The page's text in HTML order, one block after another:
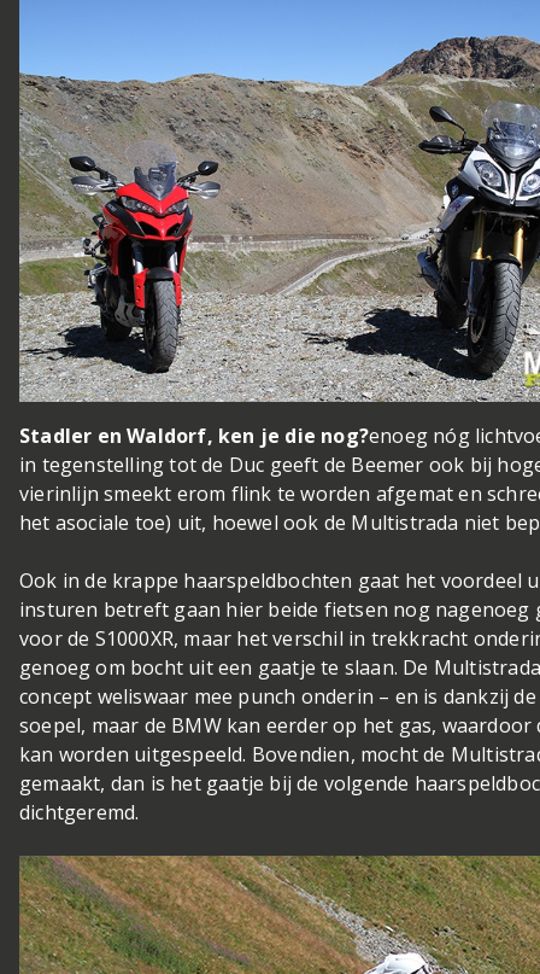
Stadler en Waldorf, ken je die nog?enoeg nóg
in tegenstelling tot de Duc geeft de Beemer ook bij
vierinlijn smeekt erom flink te worden afgemat en
het asociale toe) uit, hoewel ook de Multistrada niet
Ook in de krappe haarspeldbochten gaat het voordeel
insturen betreft gaan hier beide fietsen nog nagenoeg
voor de S1000XR, maar het verschil in trekkracht
genoeg om bocht uit een gaatje te slaan. De
concept weliswaar mee punch onderin – en is dankzij
soepel, maar de BMW kan eerder op het gas,
kan worden uitgespeeld. Bovendien, mocht de
gemaakt, dan is het gaatje bij de volgende
dichtgeremd.